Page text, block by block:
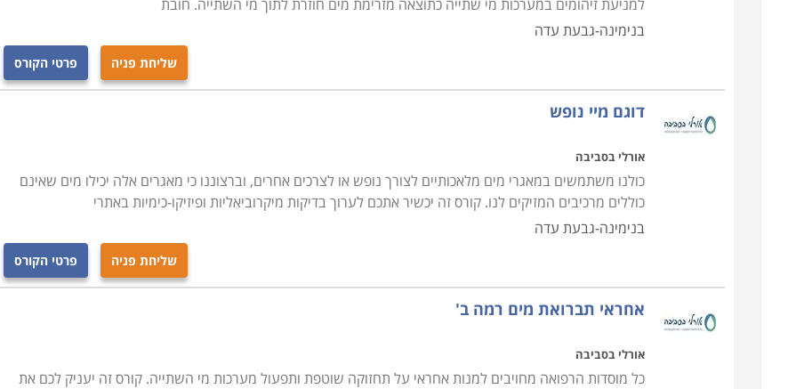
למניעת זיהומים במערכות מי שתייה כתוצאה מזרימת מים חוזרת לתוך מי השתייה. חובת
בנימינה-גבעת עדה
שליחת פניה פרטי הקורס
דוגם מיי נופש
אורלי בסביבה
כולנו משתמשים במאגרי מים מלאכותיים לצורך נופש או לצרכים אחרים, וברצוננו כי מאגרים אלה יכילו מים שאינם
כוללים מרכיבים המזיקים לנו. קורס זה יכשיר אתכם לערוך בדיקות מיקרוביאליות ופיזיקו-כימיות באתרי
בנימינה-גבעת עדה
שליחת פניה פרטי הקורס
אחראי תברואת מים רמה ב'
אורלי בסביבה
כל מוסדות הרפואה מחויבים למנות אחראי על תחזוקה שוטפת ותפעול מערכות מי השתייה. קורס זה יעניק לכם את